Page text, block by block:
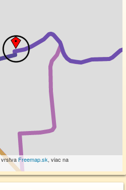
vrstva Freemap.sk, viac na